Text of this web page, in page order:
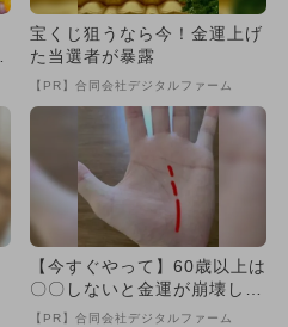
宝くじ狙うなら今！金運上げ
た当選者が暴露
【PR】合同会社デジタルファーム
【今すぐやって】60歳以上は
〇〇しないと金運が崩壊しま
す
【PR】合同会社デジタルファーム